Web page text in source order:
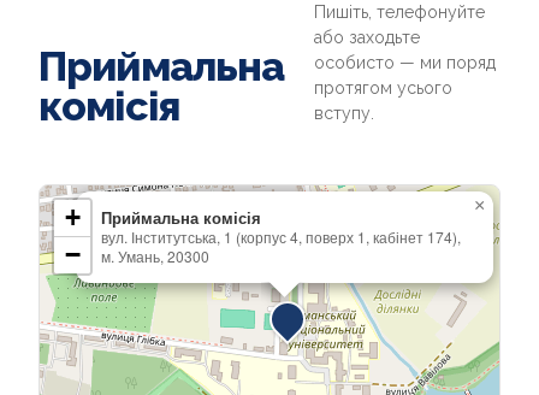
Приймальна
комісія
Пишіть, телефонуйте
або заходьте
особисто — ми поряд
протягом усього
вступу.
Приймальна комісія
вул. Інститутська, 1 (корпус 4, поверх 1, кабінет 174),
м. Умань, 20300
×
+
−